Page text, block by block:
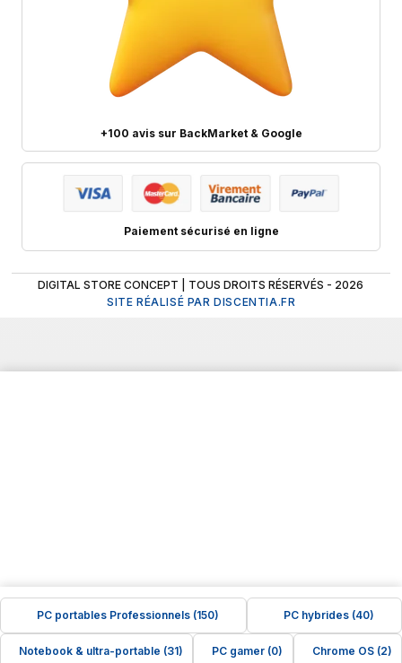
+100 avis sur BackMarket & Google
Paiement sécurisé en ligne
DIGITAL STORE CONCEPT | TOUS DROITS RÉSERVÉS - 2026
SITE RÉALISÉ PAR DISCENTIA.FR
PC portables Professionnels (150) PC hybrides (40)
Notebook & ultra-portable (31) PC gamer (0) Chrome OS (2)